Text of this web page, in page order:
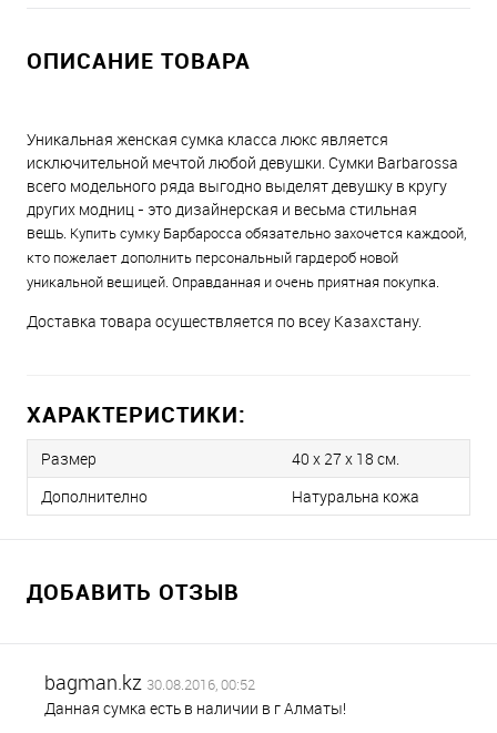
ОПИСАНИЕ ТОВАРА
Уникальная женская сумка класса люкс является
исключительной мечтой любой девушки. Сумки Barbarossa
всего модельного ряда выгодно выделят девушку в кругу
других модниц - это дизайнерская и весьма стильная
вещь. Купить сумку Барбаросса обязательно захочется каждоой,
кто пожелает дополнить персональный гардероб новой
уникальной вещицей. Оправданная и очень приятная покупка.
Доставка товара осуществляется по всеу Казахстану.
ХАРАКТЕРИСТИКИ:
Размер
40 x 27 x 18 см.
Дополнително
Натуральна кожа
ДОБАВИТЬ ОТЗЫВ
bagman.kz 30.08.2016, 00:52
Данная сумка есть в наличии в г Алматы!